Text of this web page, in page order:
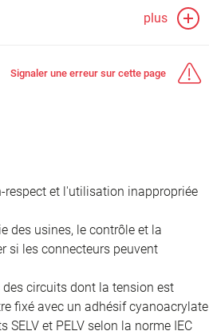
plus
Signaler une erreur sur cette page
respect et l'utilisation inappropriée
des usines, le contrôle et la
si les connecteurs peuvent
circuits dont la tension est
fixé avec un adhésif cyanoacrylate
et PELV selon la norme IEC